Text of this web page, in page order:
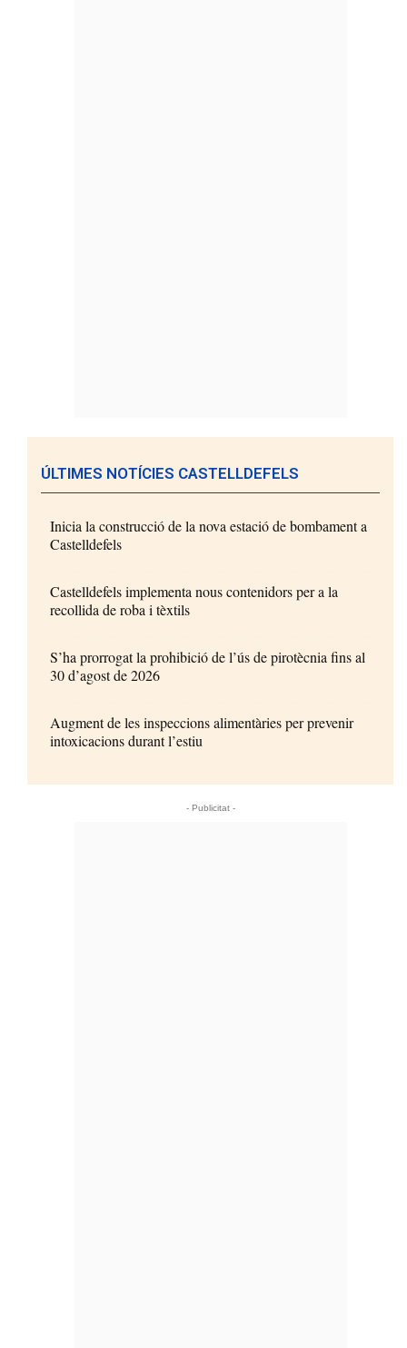
ÚLTIMES NOTÍCIES CASTELLDEFELS
Inicia la construcció de la nova estació de bombament a
Castelldefels
Castelldefels implementa nous contenidors per a la
recollida de roba i tèxtils
S’ha prorrogat la prohibició de l’ús de pirotècnia fins al
30 d’agost de 2026
Augment de les inspeccions alimentàries per prevenir
intoxicacions durant l’estiu
- Publicitat -